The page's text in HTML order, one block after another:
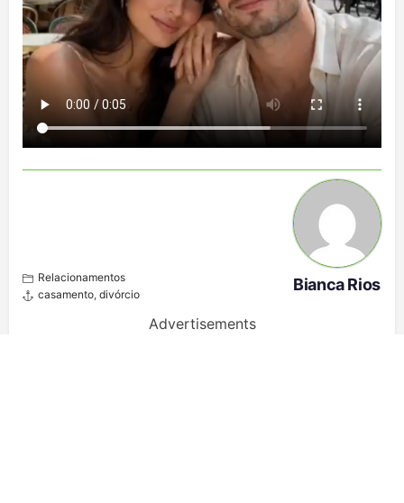
Relacionamentos
casamento, divórcio
Bianca Rios
Advertisements